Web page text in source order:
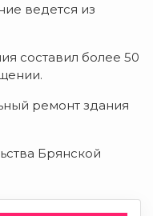
ведется из
составил более 50
ремонт здания
Брянской